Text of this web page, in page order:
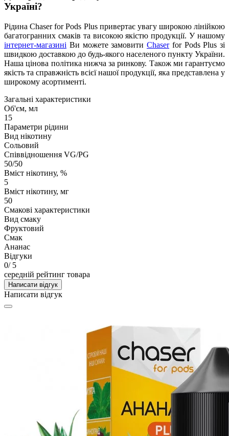
Україні?
Рідина Chaser for Pods Plus привертає увагу широкою лінійкою
багатогранних смаків та високою якістю продукції. У нашому
інтернет-магазині Ви можете замовити Chaserfor Pods Plus зі
швидкою доставкою до будь-якого населеного пункту України.
Наша цінова політика нижча за ринкову. Також ми гарантуємо
якість та справжність всієї нашої продукції, яка представлена у
широкому асортименті.
Загальні характеристики
Об'єм, мл
15
Параметри рідини
Вид нікотину
Сольовий
Співвідношення VG/PG
50/50
Вміст нікотину, %
5
Вміст нікотину, мг
50
Смакові характеристики
Вид смаку
Фруктовий
Смак
Ананас
Відгуки
0/ 5
середній рейтинг товара
Написати відгук
Написати відгук